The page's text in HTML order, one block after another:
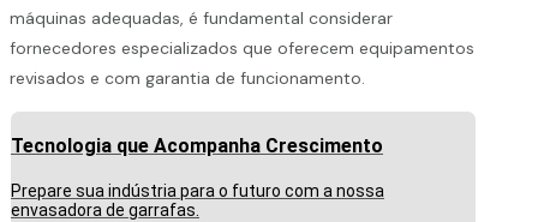
máquinas adequadas, é fundamental considerar
fornecedores especializados que oferecem equipamentos
revisados e com garantia de funcionamento.
Tecnologia que Acompanha Crescimento
Prepare sua indústria para o futuro com a nossa
envasadora de garrafas.